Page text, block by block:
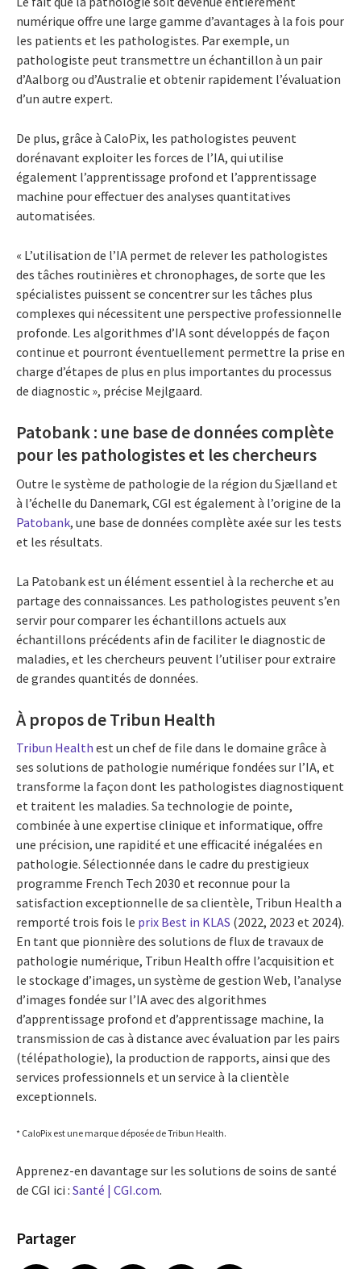
numérique offre une large gamme d’avantages à la fois pour
les patients et les pathologistes. Par exemple, un
pathologiste peut transmettre un échantillon à un pair
d’Aalborg ou d’Australie et obtenir rapidement l’évaluation
d’un autre expert.
De plus, grâce à CaloPix, les pathologistes peuvent
dorénavant exploiter les forces de l’IA, qui utilise
également l’apprentissage profond et l’apprentissage
machine pour effectuer des analyses quantitatives
automatisées.
« L’utilisation de l’IA permet de relever les pathologistes
des tâches routinières et chronophages, de sorte que les
spécialistes puissent se concentrer sur les tâches plus
complexes qui nécessitent une perspective professionnelle
profonde. Les algorithmes d’IA sont développés de façon
continue et pourront éventuellement permettre la prise en
charge d’étapes de plus en plus importantes du processus
de diagnostic », précise Mejlgaard.
Patobank : une base de données complète
pour les pathologistes et les chercheurs
Outre le système de pathologie de la région du Sjælland et
à l’échelle du Danemark, CGI est également à l’origine de la
Patobank, une base de données complète axée sur les tests
et les résultats.
La Patobank est un élément essentiel à la recherche et au
partage des connaissances. Les pathologistes peuvent s’en
servir pour comparer les échantillons actuels aux
échantillons précédents afin de faciliter le diagnostic de
maladies, et les chercheurs peuvent l’utiliser pour extraire
de grandes quantités de données.
À propos de Tribun Health
Tribun Health est un chef de file dans le domaine grâce à
ses solutions de pathologie numérique fondées sur l’IA, et
transforme la façon dont les pathologistes diagnostiquent
et traitent les maladies. Sa technologie de pointe,
combinée à une expertise clinique et informatique, offre
une précision, une rapidité et une efficacité inégalées en
pathologie. Sélectionnée dans le cadre du prestigieux
programme French Tech 2030 et reconnue pour la
satisfaction exceptionnelle de sa clientèle, Tribun Health a
remporté trois fois le prix Best in KLAS (2022, 2023 et 2024).
En tant que pionnière des solutions de flux de travaux de
pathologie numérique, Tribun Health offre l’acquisition et
le stockage d’images, un système de gestion Web, l’analyse
d’images fondée sur l’IA avec des algorithmes
d’apprentissage profond et d’apprentissage machine, la
transmission de cas à distance avec évaluation par les pairs
(télépathologie), la production de rapports, ainsi que des
services professionnels et un service à la clientèle
exceptionnels.
* CaloPix est une marque déposée de Tribun Health.
Apprenez-en davantage sur les solutions de soins de santé
de CGI ici : Santé | CGI.com.
Partager